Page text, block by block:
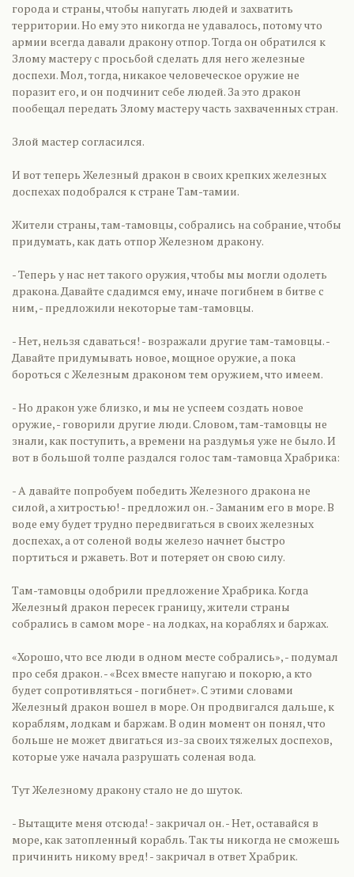
города и страны, чтобы напугать людей и захватить
территории. Но ему это никогда не удавалось, потому что
армии всегда давали дракону отпор. Тогда он обратился к
Злому мастеру с просьбой сделать для него железные
доспехи. Мол, тогда, никакое человеческое оружие не
поразит его, и он подчинит себе людей. За это дракон
пообещал передать Злому мастеру часть захваченных стран.
Злой мастер согласился.
И вот теперь Железный дракон в своих крепких железных
доспехах подобрался к стране Там-тамии.
Жители страны, там-тамовцы, собрались на собрание, чтобы
придумать, как дать отпор Железном дракону.
- Теперь у нас нет такого оружия, чтобы мы могли одолеть
дракона. Давайте сдадимся ему, иначе погибнем в битве с
ним, - предложили некоторые там-тамовцы.
- Нет, нельзя сдаваться! - возражали другие там-тамовцы. -
Давайте придумывать новое, мощное оружие, а пока
бороться с Железным драконом тем оружием, что имеем.
- Но дракон уже близко, и мы не успеем создать новое
оружие, - говорили другие люди. Словом, там-тамовцы не
знали, как поступить, а времени на раздумья уже не было. И
вот в большой толпе раздался голос там-тамовца Храбрика:
- А давайте попробуем победить Железного дракона не
силой, а хитростью! - предложил он. - Заманим его в море. В
воде ему будет трудно передвигаться в своих железных
доспехах, а от соленой воды железо начнет быстро
портиться и ржаветь. Вот и потеряет он свою силу.
Там-тамовцы одобрили предложение Храбрика. Когда
Железный дракон пересек границу, жители страны
собрались в самом море - на лодках, на кораблях и баржах.
«Хорошо, что все люди в одном месте собрались», - подумал
про себя дракон. - «Всех вместе напугаю и покорю, а кто
будет сопротивляться - погибнет». С этими словами
Железный дракон вошел в море. Он продвигался дальше, к
кораблям, лодкам и баржам. В один момент он понял, что
больше не может двигаться из-за своих тяжелых доспехов,
которые уже начала разрушать соленая вода.
Тут Железному дракону стало не до шуток.
- Вытащите меня отсюда! - закричал он. - Нет, оставайся в
море, как затопленный корабль. Так ты никогда не сможешь
причинить никому вред! - закричал в ответ Храбрик.